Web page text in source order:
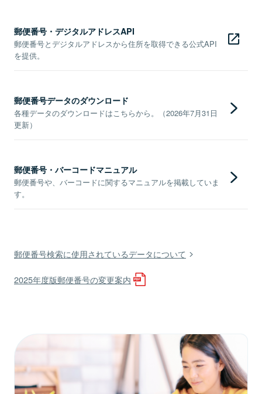
郵便番号・デジタルアドレスAPI
郵便番号とデジタルアドレスから住所を取得できる公式API
を提供。
郵便番号データのダウンロード
各種データのダウンロードはこちらから。（2026年7月31日
更新）
郵便番号・バーコードマニュアル
郵便番号や、バーコードに関するマニュアルを掲載していま
す。
郵便番号検索に使用されているデータについて
2025年度版郵便番号の変更案内